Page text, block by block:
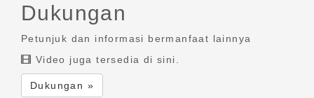
Dukungan
Petunjuk dan informasi bermanfaat lainnya
Video juga tersedia di sini.
Dukungan »